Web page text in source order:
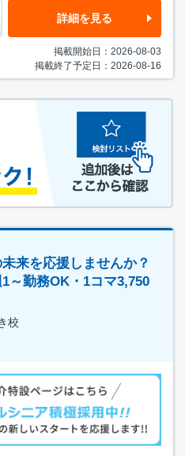
詳細を見る
掲載開始日：2026-08-03
掲載終了予定日：2026-08-16
来を応援しませんか？
～勤務OK・1コマ3,750
校